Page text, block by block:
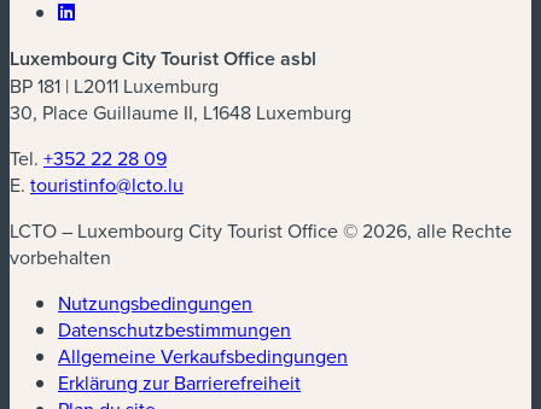
Luxembourg City Tourist Office asbl
BP 181 | L2011 Luxemburg
30, Place Guillaume II, L1648 Luxemburg
Tel. +352 22 28 09
E. touristinfo@lcto.lu
LCTO – Luxembourg City Tourist Office © 2026, alle Rechte
vorbehalten
Nutzungsbedingungen
Datenschutzbestimmungen
Allgemeine Verkaufsbedingungen
Erklärung zur Barrierefreiheit